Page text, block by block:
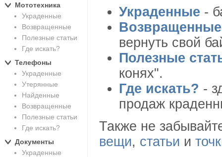
Украденные -
Возвращенные
вернуть свой
Полезные
конях".
Где искать? -
продаж
Также не
вещи, статьи и
Мототехника
Украденные
Возвращенные
Полезные статьи
Где искать?
Телефоны
Украденные
Утерянные
Найденные
Возвращенные
Полезные статьи
Где искать?
Документы
Украденные